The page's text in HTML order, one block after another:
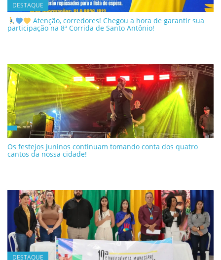
DESTAQUE
Atenção, corredores! Chegou a hora de garantir sua
participação na 8ª Corrida de Santo Antônio!
Os festejos juninos continuam tomando conta dos quatro
cantos da nossa cidade!
DESTAQUE